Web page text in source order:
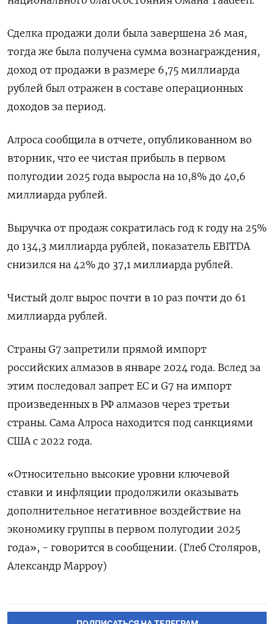
Сделка продажи доли была завершена 26 мая,
тогда же была получена сумма вознаграждения,
доход от продажи в размере 6,75 миллиарда
рублей был отражен в составе операционных
доходов за период.
Алроса сообщила в отчете, опубликованном во
вторник, что ее чистая прибыль в первом
полугодии 2025 года выросла на 10,8% до 40,6
миллиарда рублей.
Выручка от продаж сократилась год к году на 25%
до 134,3 миллиарда рублей, показатель EBITDA
снизился на 42% до 37,1 миллиарда рублей.
Чистый долг вырос почти в 10 раз почти до 61
миллиарда рублей.
Страны G7 запретили прямой импорт
российских алмазов в январе 2024 года. Вслед за
этим последовал запрет ЕС и G7 на импорт
произведенных в РФ алмазов через третьи
страны. Сама Алроса находится под санкциями
США с 2022 года.
«Относительно высокие уровни ключевой
ставки и инфляции продолжили оказывать
дополнительное негативное воздействие на
экономику группы в первом полугодии 2025
года», - говорится в сообщении. (Глеб Столяров,
Александр Марроу)